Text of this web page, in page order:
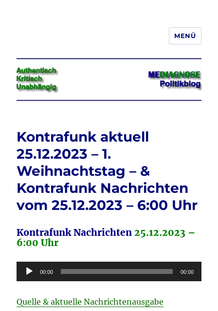
Jeder hat das Recht, seine
Meinung in Wort, Schrift und Bild
frei zu äußern und zu verbreiten
MENÜ
Kontrafunk aktuell
25.12.2023 – 1.
Weihnachtstag – &
Kontrafunk Nachrichten
vom 25.12.2023 – 6:00 Uhr
Kontrafunk Nachrichten 25.12.2023 –
6:00 Uhr
Audio-
Player
00:00 00:00
Quelle & aktuelle Nachrichtenausgabe